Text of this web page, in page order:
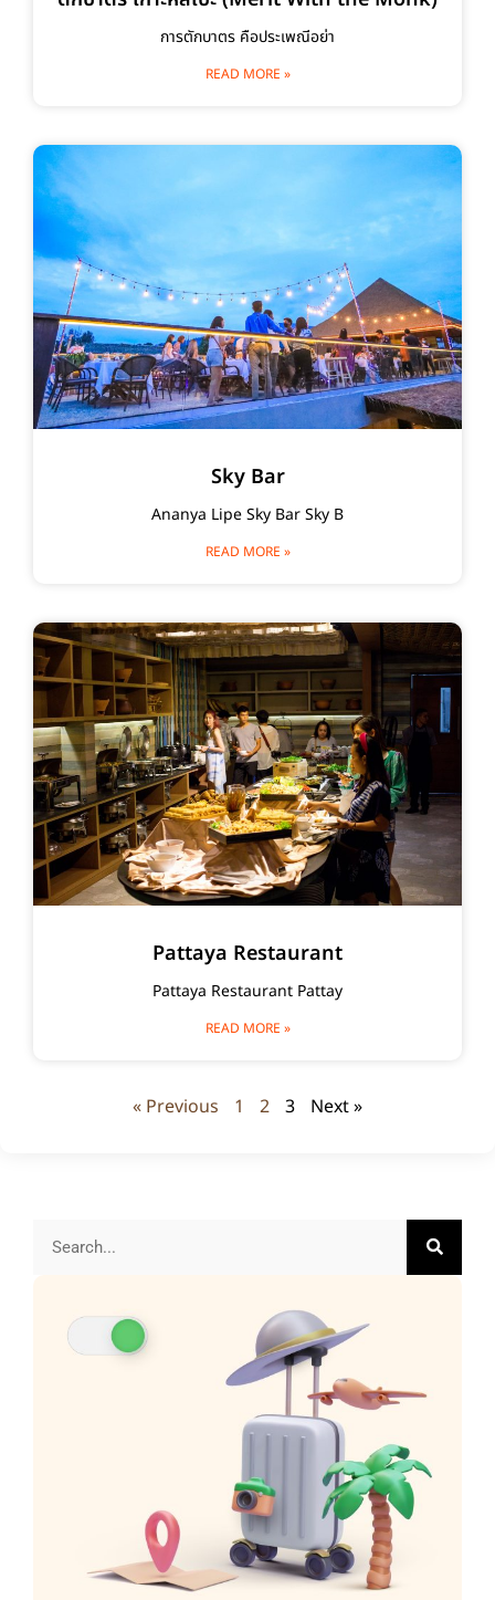
การตักบาตร คือประเพณีอย่า
READ MORE »
Sky Bar
Ananya Lipe Sky Bar Sky B
READ MORE »
Pattaya Restaurant
Pattaya Restaurant Pattay
READ MORE »
« Previous 1 2 3 Next »